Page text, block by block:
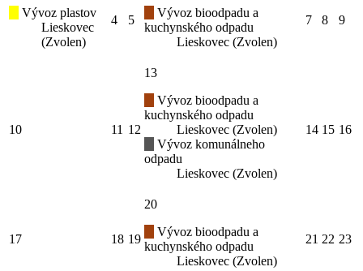
Vývoz plastov
Lieskovec
(Zvolen)
4 5
Vývoz bioodpadu a
kuchynského odpadu
Lieskovec (Zvolen)
7 8 9
10 11 12
13
Vývoz bioodpadu a
kuchynského odpadu
Lieskovec (Zvolen)
Vývoz komunálneho
odpadu
Lieskovec (Zvolen)
14 15 16
17 18 19
20
Vývoz bioodpadu a
kuchynského odpadu
Lieskovec (Zvolen)
21 22 23